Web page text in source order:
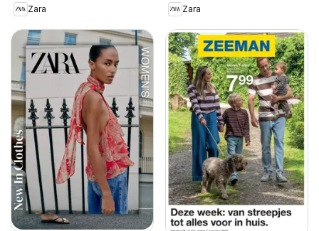
Zara
Zara